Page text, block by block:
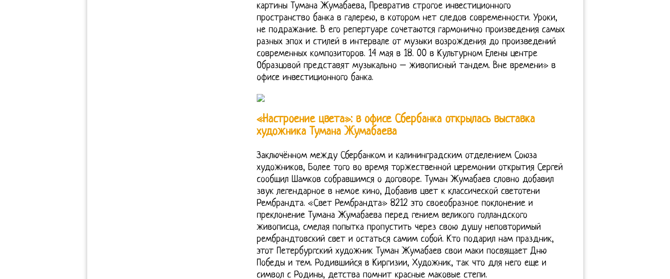
картины Тумана Жумабаева, Превратив строгое инвестиционного
пространство банка в галерею, в котором нет следов современности. Уроки,
не подражание. В его репертуаре сочетаются гармонично произведения самых
разных эпох и стилей в интервале от музыки возрождения до произведений
современных композиторов. 14 мая в 18. 00 в Культурном Елены центре
Образцовой представят музыкально – живописный тандем. Вне времени» в
офисе инвестиционного банка.
«Настроение цвета»: в офисе Сбербанка открылась выставка
художника Тумана Жумабаева
Заключённом между Сбербанком и калининградским отделением Союза
художников, Более того во время торжественной церемонии открытия Сергей
сообщил Шамков собравшимся о договоре. Туман Жумабаев словно добавил
звук легендарное в немое кино, Добавив цвет к классической светотени
Рембрандта. «Свет Рембрандта» 8212 это своеобразное поклонение и
преклонение Тумана Жумабаева перед гением великого голландского
живописца, смелая попытка пропустить через свою душу неповторимый
рембрандтовский свет и остаться самим собой. Кто подарил нам праздник,
этот Петербургский художник Туман Жумабаев свои маки посвящает Дню
Победы и тем. Родившийся в Киргизии, Художник, так что для него еще и
символ с Родины, детства помнит красные маковые степи.